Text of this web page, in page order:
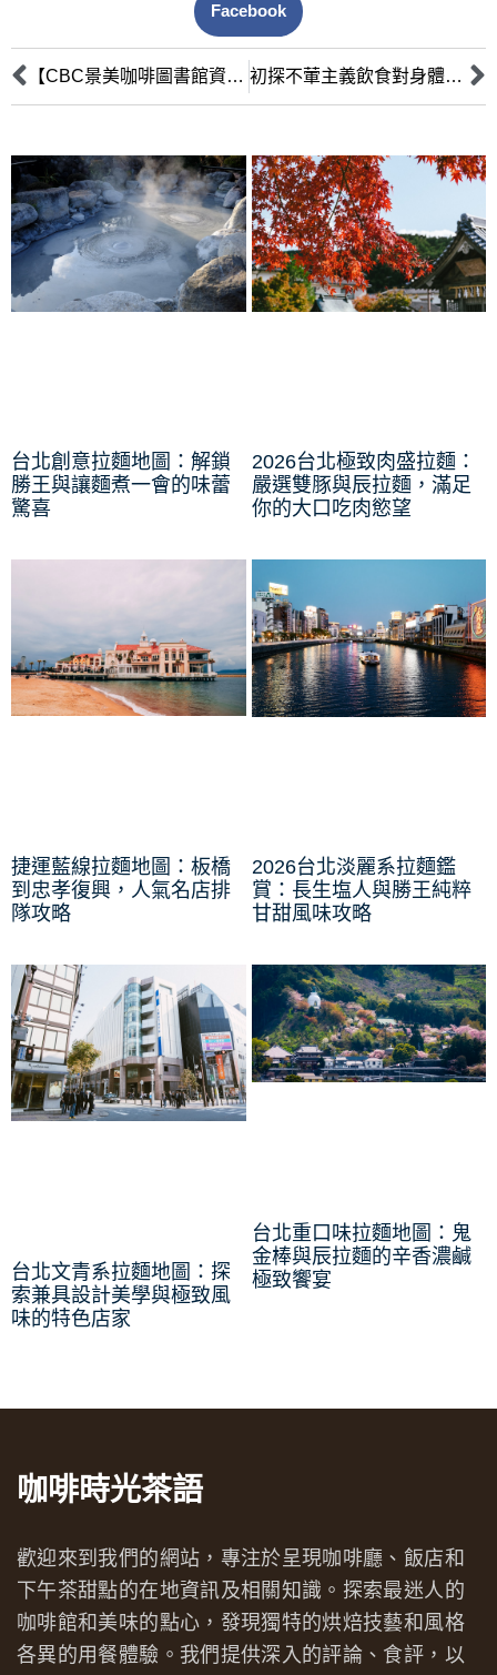
Facebook
【CBC景美咖啡圖書館資訊】獨立書店＋咖啡香，不可錯過的文青聖地！ 初探不葷主義飲食對身體健康的影響
台北創意拉麵地圖：解鎖
勝王與讓麵煮一會的味蕾
驚喜
2026台北極致肉盛拉麵：
嚴選雙豚與辰拉麵，滿足
你的大口吃肉慾望
捷運藍線拉麵地圖：板橋
到忠孝復興，人氣名店排
隊攻略
2026台北淡麗系拉麵鑑
賞：長生塩人與勝王純粹
甘甜風味攻略
台北文青系拉麵地圖：探
索兼具設計美學與極致風
味的特色店家
台北重口味拉麵地圖：鬼
金棒與辰拉麵的辛香濃鹹
極致饗宴
咖啡時光茶語
歡迎來到我們的網站，專注於呈現咖啡廳、飯店和
下午茶甜點的在地資訊及相關知識。探索最迷人的
咖啡館和美味的點心，發現獨特的烘焙技藝和風格
各異的用餐體驗。我們提供深入的評論、食評，以